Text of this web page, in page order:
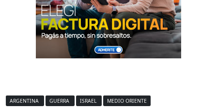
ARGENTINA GUERRA ISRAEL MEDIO ORIENTE